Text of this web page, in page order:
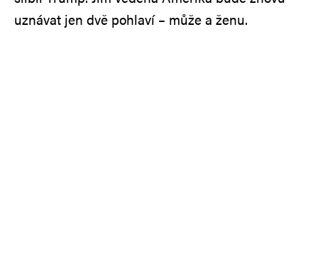
uznávat jen dvě pohlaví – může a ženu.